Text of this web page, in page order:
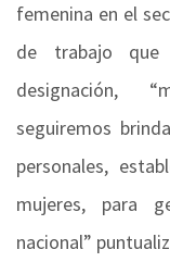
femenina en el
de trabajo que
designación,
seguiremos
personales,
mujeres, para
nacional”